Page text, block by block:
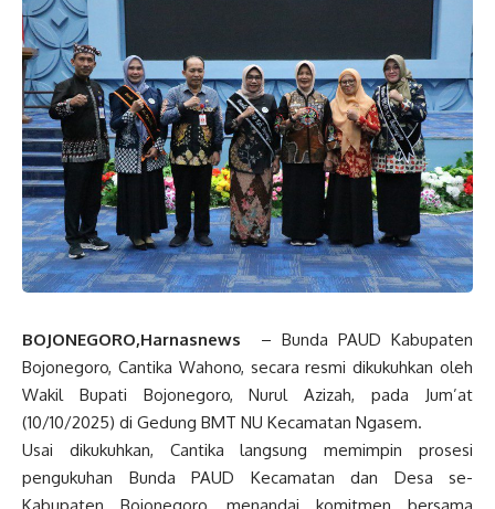
BOJONEGORO,Harnasnews
– Bunda PAUD Kabupaten
Bojonegoro, Cantika Wahono, secara resmi dikukuhkan oleh
Wakil Bupati Bojonegoro, Nurul Azizah, pada Jum’at
(10/10/2025) di Gedung BMT NU Kecamatan Ngasem.
Usai dikukuhkan, Cantika langsung memimpin prosesi
pengukuhan Bunda PAUD Kecamatan dan Desa se-